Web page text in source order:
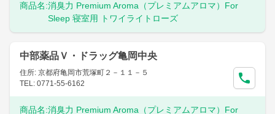
商品名:消臭力 Premium Aroma（プレミアムアロマ）For
Sleep 寝室用 トワイライトローズ
中部薬品Ｖ・ドラッグ亀岡中央
住所: 京都府亀岡市荒塚町２－１１－５
TEL: 0771-55-6162
商品名:消臭力 Premium Aroma（プレミアムアロマ）For